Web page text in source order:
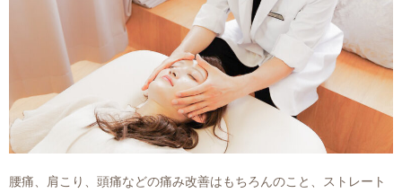
腰痛、肩こり、頭痛などの痛み改善はもちろんのこと、ストレート